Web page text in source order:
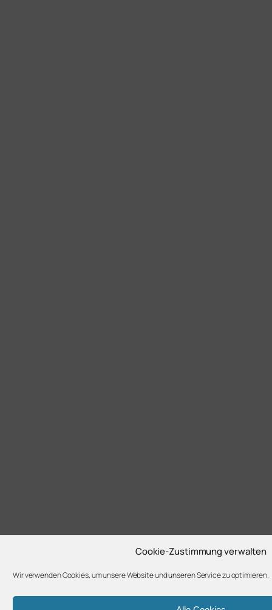
Cookie-Zustimmung verwalten
Wir verwenden Cookies, um unsere Website und unseren Service zu optimieren.